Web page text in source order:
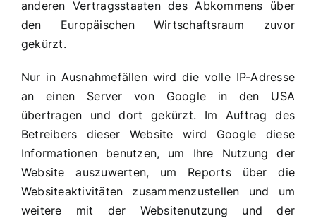
anderen Vertragsstaaten des Abkommens über
den Europäischen Wirtschaftsraum zuvor
gekürzt.
Nur in Ausnahmefällen wird die volle IP-Adresse
an einen Server von Google in den USA
übertragen und dort gekürzt. Im Auftrag des
Betreibers dieser Website wird Google diese
Informationen benutzen, um Ihre Nutzung der
Website auszuwerten, um Reports über die
Websiteaktivitäten zusammenzustellen und um
weitere mit der Websitenutzung und der